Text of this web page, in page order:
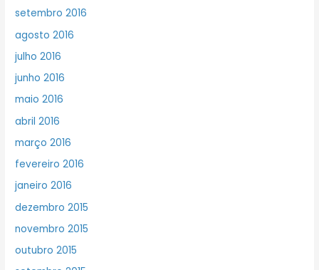
setembro 2016
agosto 2016
julho 2016
junho 2016
maio 2016
abril 2016
março 2016
fevereiro 2016
janeiro 2016
dezembro 2015
novembro 2015
outubro 2015